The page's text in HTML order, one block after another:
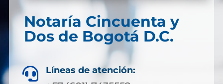
Notaría Cincuenta y
Dos de Bogotá D.C.
 Líneas de atención: